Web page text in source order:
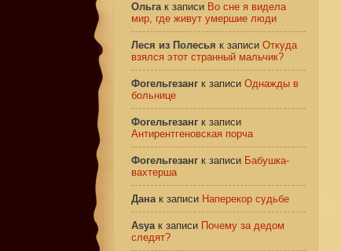
Ольгак записи Во сне я видела
мир, где живут умершие люди
Леся из Полесья к записи Откуда
взялся этот странный мальчик?
Фогельгезанг к записи Однажды в
больнице
Фогельгезанг к записи
Антирентгеновская порча
Фогельгезанг к записи Бабушка-
вахтерша
Данак записи Наперекор судьбе
Asyaк записи Почему за дедом
следят?